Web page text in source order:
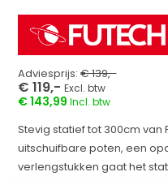
Adviesprijs:€ 139,-
€ 119,-Excl. btw
€ 143,99Incl. btw
Stevig statief tot 300cm van
uitschuifbare poten, een
verlengstukken gaat het